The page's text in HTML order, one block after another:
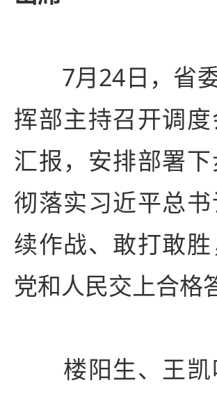
7月24日，省委
挥部主持召开调
汇报，安排部署
彻落实习近平总
续作战、敢打敢
党和人民交上合格
楼阳生、王凯